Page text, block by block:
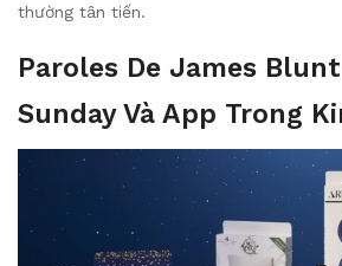
thường tân tiến.
Paroles De James
Sunday Và App Trong